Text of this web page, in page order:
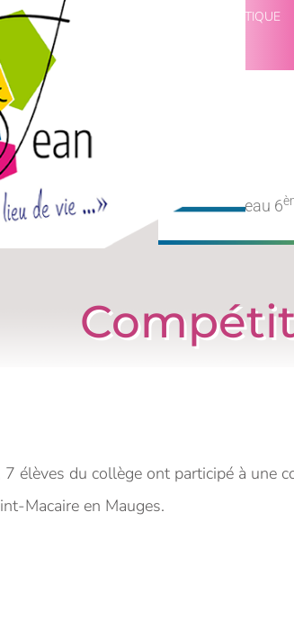
BOUTIQUE
Niveau 6
7 élèves du collège ont participé à une
Macaire en Mauges.